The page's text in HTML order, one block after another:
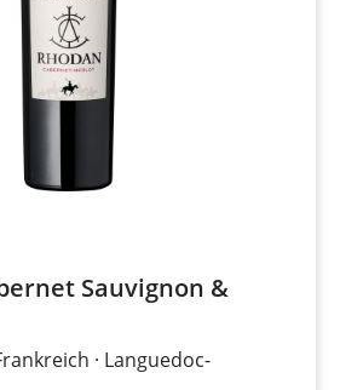
Sauvignon &
Languedoc-